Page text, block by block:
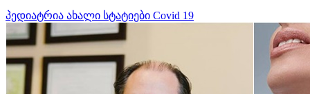
პედიატრია ახალი სტატიები Covid 19